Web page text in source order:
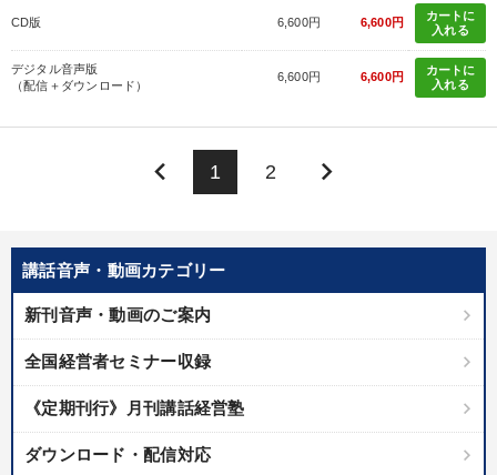
講話音声・動画カテゴリー
新刊音声・動画のご案内
全国経営者セミナー収録
《定期刊行》月刊講話経営塾
ダウンロード・配信対応
CD版 6,600円 6,600円
カートに
入れる
デジタル音声版
（配信＋ダウンロード）
6,600円 6,600円
カートに
入れる
keyboard_arrow_left 1 2 keyboard_arrow_right